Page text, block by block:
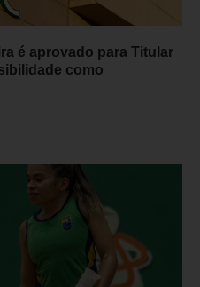
é aprovado para Titular
como